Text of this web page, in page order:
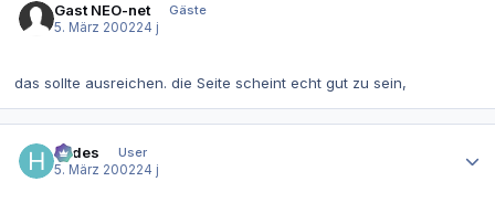
Gast NEO-net
Gäste
5. März 200224 j
das sollte ausreichen. die Seite scheint echt gut zu sein,
hades
User
5. März 200224 j